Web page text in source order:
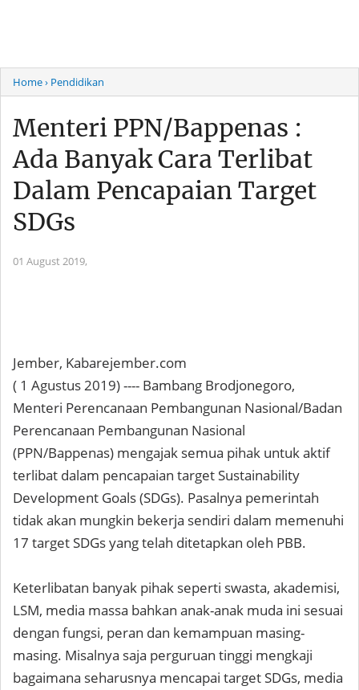
Home› Pendidikan
Menteri PPN/Bappenas :
Ada Banyak Cara Terlibat
Dalam Pencapaian Target
SDGs
01 August 2019,
Jember, Kabarejember.com
( 1 Agustus 2019) ---- Bambang Brodjonegoro,
Menteri Perencanaan Pembangunan Nasional/Badan
Perencanaan Pembangunan Nasional
(PPN/Bappenas) mengajak semua pihak untuk aktif
terlibat dalam pencapaian target Sustainability
Development Goals (SDGs). Pasalnya pemerintah
tidak akan mungkin bekerja sendiri dalam memenuhi
17 target SDGs yang telah ditetapkan oleh PBB.
Keterlibatan banyak pihak seperti swasta, akademisi,
LSM, media massa bahkan anak-anak muda ini sesuai
dengan fungsi, peran dan kemampuan masing-
masing. Misalnya saja perguruan tinggi mengkaji
bagaimana seharusnya mencapai target SDGs, media